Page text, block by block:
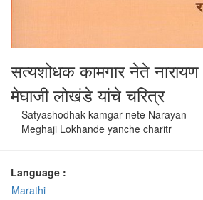
सत्यशोधक कामगार नेते नारायण
मेघाजी लोखंडे यांचे चरित्र
Satyashodhak kamgar nete Narayan
Meghaji Lokhande yanche charitr
Language :
Marathi